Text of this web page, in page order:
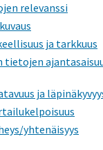
relevanssi
ja tarkkuus
tietojen
ja
yhtenäisyys